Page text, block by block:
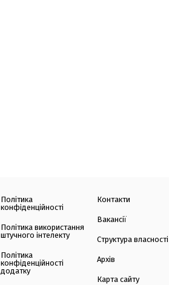
Політика
конфіденційності
Політика використання
штучного інтелекту
Політика
конфіденційності
додатку
Контакти
Вакансії
Структура власності
Архів
Карта сайту